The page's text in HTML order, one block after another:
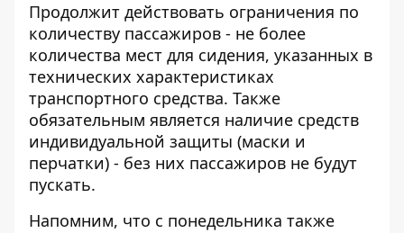
Продолжит действовать ограничения по
количеству пассажиров - не более
количества мест для сидения, указанных в
технических характеристиках
транспортного средства. Также
обязательным является наличие средств
индивидуальной защиты (маски и
перчатки) - без них пассажиров не будут
пускать.
Напомним, что с понедельника также